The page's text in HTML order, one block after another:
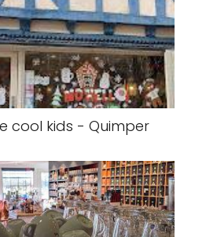
cool kids - Quimper